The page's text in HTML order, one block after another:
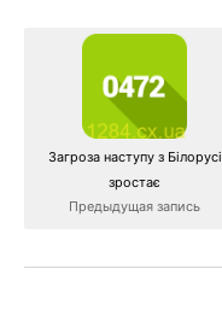
Загроза наступу з Білорусі
зростає
Предыдущая запись